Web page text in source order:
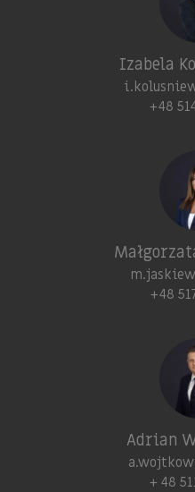
Izabela
+48
+48
Adrian
+ 48